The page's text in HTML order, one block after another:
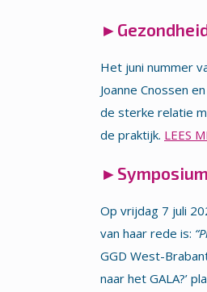
►
Het juni nummer
Joanne Cnossen
de sterke relatie
de praktijk. LEES
►
Op vrijdag 7 juli
van haar rede is:
GGD West-
naar het GALA?’